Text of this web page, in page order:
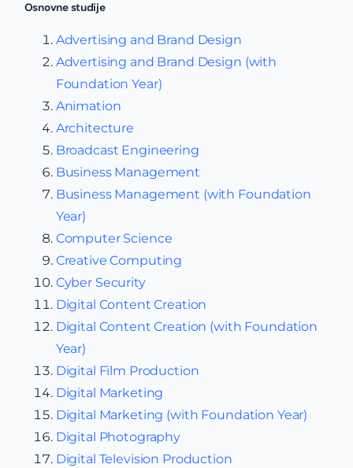
Osnovne studije
Advertising and Brand Design
Advertising and Brand Design (with
Foundation Year)
Animation
Architecture
Broadcast Engineering
Business Management
Business Management (with Foundation
Year)
Computer Science
Creative Computing
Cyber Security
Digital Content Creation
Digital Content Creation (with Foundation
Year)
Digital Film Production
Digital Marketing
Digital Marketing (with Foundation Year)
Digital Photography
Digital Television Production